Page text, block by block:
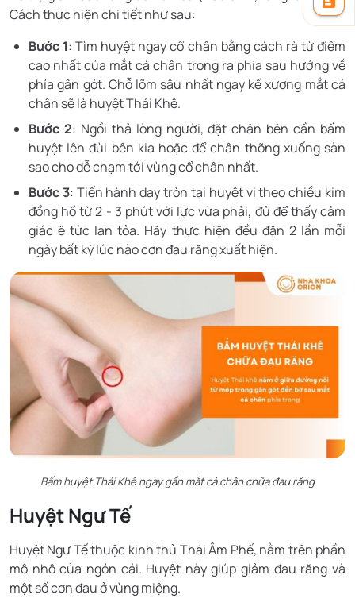
Cách thực hiện chi tiết như sau:
Bước 1: Tìm huyệt ngay cổ chân bằng cách rà từ điểm
cao nhất của mắt cá chân trong ra phía sau hướng về
phía gân gót. Chỗ lõm sâu nhất ngay kế xương mắt cá
chân sẽ là huyệt Thái Khê.
Bước 2: Ngồi thả lòng người, đặt chân bên cần bấm
huyệt lên đùi bên kia hoặc để chân thõng xuống sàn
sao cho dễ chạm tới vùng cổ chân nhất.
Bước 3: Tiến hành day tròn tại huyệt vị theo chiều kim
đồng hồ từ 2 - 3 phút với lực vừa phải, đủ để thấy cảm
giác ê tức lan tỏa. Hãy thực hiện đều đặn 2 lần mỗi
ngày bất kỳ lúc nào cơn đau răng xuất hiện.
Bấm huyệt Thái Khê ngay gần mắt cá chân chữa đau răng
Huyệt Ngư Tế
Huyệt Ngư Tế thuộc kinh thủ Thái Âm Phế, nằm trên phần
mô nhô của ngón cái. Huyệt này giúp giảm đau răng và
một số cơn đau ở vùng miệng.